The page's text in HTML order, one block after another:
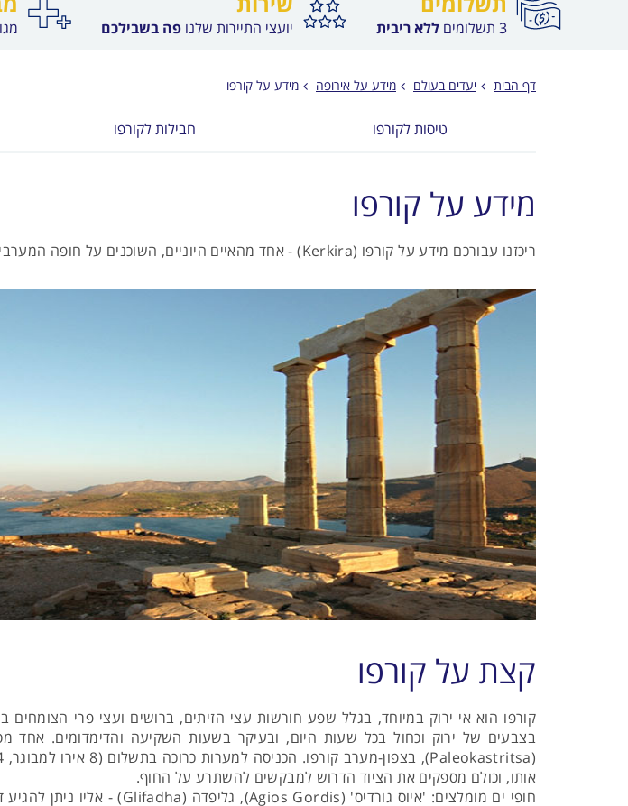
3 תשלומים ללא ריבית יועצי התיירות שלנו פה בשבילכם
דף הבית יעדים בעולם מידע על אירופה מידע על קורפו
טיסות לקורפו חבילות לקורפו
מידע על קורפו
ריכזנו עבורכם מידע על קורפו (Kerkira) - אחד מהאיים היוניים, השוכנים על חופה המערבי של יוון, בים האיגאי.
קצת על קורפו
קורפו הוא אי ירוק במיוחד, בגלל שפע חורשות עצי הזיתים, ברושים ועצי פרי
בצבעים של ירוק וכחול בכל שעות היום, ובעיקר בשעות השקיעה והדימדומים. אחד
אותו, וכולם מספקים את הציוד הדרוש למבקשים להשתרע על החוף.